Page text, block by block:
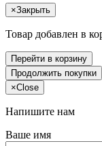
×Закрыть
Товар добавлен в
Перейти в корзину
Продолжить покупки
×Close
Напишите нам
Ваше имя